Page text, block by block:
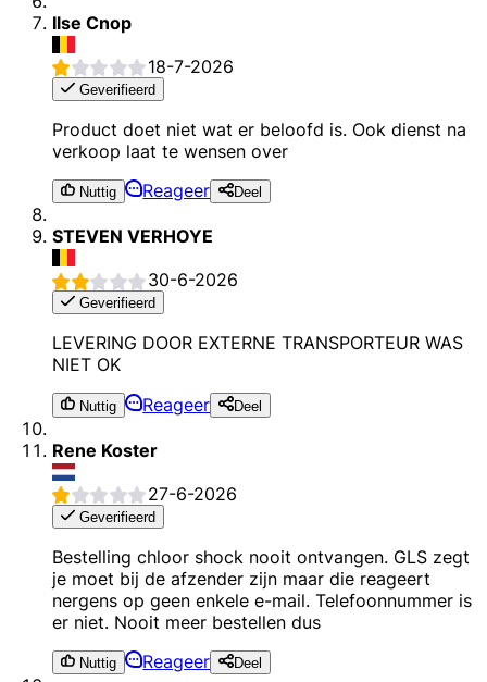
Ilse Cnop
18-7-2026
Geverifieerd
Product doet niet wat er beloofd is. Ook dienst na
verkoop laat te wensen over
Nuttig Reageer Deel
STEVEN VERHOYE
30-6-2026
Geverifieerd
LEVERING DOOR EXTERNE TRANSPORTEUR WAS
NIET OK
Nuttig Reageer Deel
Rene Koster
27-6-2026
Geverifieerd
Bestelling chloor shock nooit ontvangen. GLS zegt
je moet bij de afzender zijn maar die reageert
nergens op geen enkele e-mail. Telefoonnummer is
er niet. Nooit meer bestellen dus
Nuttig Reageer Deel